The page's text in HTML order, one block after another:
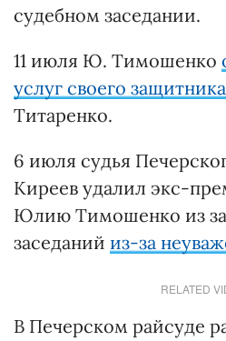
судебном заседании.
11 июля Ю. Тимошенко
услуг своего защитника
Титаренко.
6 июля судья
Киреев удалил экс-
Юлию Тимошенко из
заседаний из-за
RELATED
В Печерском райсуде